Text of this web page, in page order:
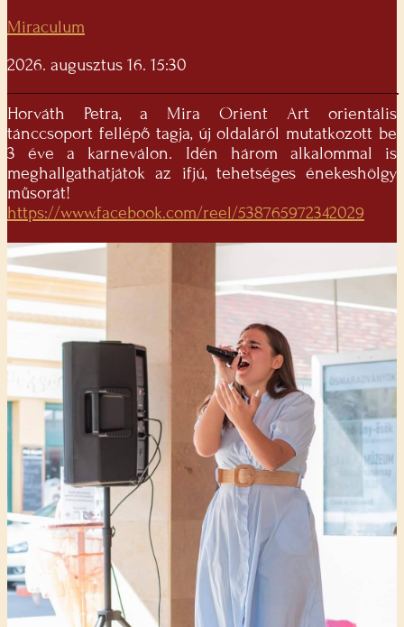
Miraculum
2026. augusztus 16. 15:30
Horváth Petra, a Mira Orient Art orientális
tánccsoport fellépő tagja, új oldaláról mutatkozott be
3 éve a karneválon. Idén három alkalommal is
meghallgathatjátok az ifjú, tehetséges énekeshölgy
műsorát!
https://www.facebook.com/reel/538765972342029